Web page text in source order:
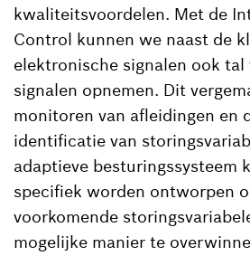
kwaliteitsvoordelen. Met de
Control kunnen we naast de
elektronische signalen ook tal
signalen opnemen. Dit
monitoren van afleidingen en
identificatie van
adaptieve besturingssysteem
specifiek worden ontworpen
voorkomende
mogelijke manier te